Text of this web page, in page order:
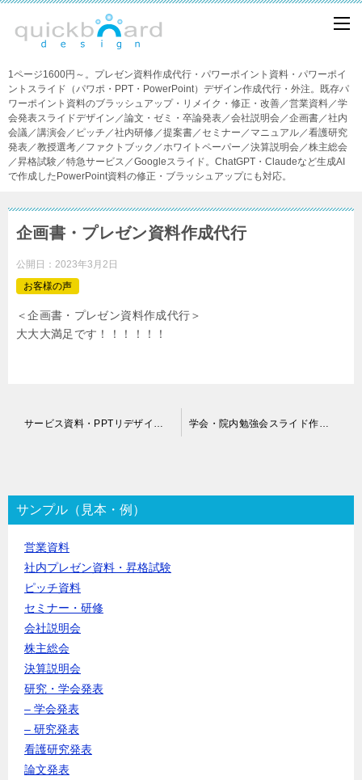
1ページ1600円～。プレゼン資料作成代行・パワーポイント資料・パワーポイ
ントスライド（パワポ・PPT・PowerPoint）デザイン作成代行・外注。既存パ
ワーポイント資料のブラッシュアップ・リメイク・修正・改善／営業資料／学
会発表スライドデザイン／論文・ゼミ・卒論発表／会社説明会／企画書／社内
会議／講演会／ピッチ／社内研修／提案書／セミナー／マニュアル／看護研究
発表／教授選考／ファクトブック／ホワイトペーパー／決算説明会／株主総会
／昇格試験／特急サービス／Googleスライド。ChatGPT・Claudeなど生成AI
で作成したPowerPoint資料の修正・ブラッシュアップにも対応。
企画書・プレゼン資料作成代行
公開日： 2023年3月2日
お客様の声
＜企画書・プレゼン資料作成代行＞
大大大満足です！！！！！！
ゲ
ー
シ
サンプル（見本・例）
営業資料
社内プレゼン資料・昇格試験
ピッチ資料
セミナー・研修
会社説明会
株主総会
決算説明会
研究・学会発表
– 学会発表
– 研究発表
看護研究発表
論文発表